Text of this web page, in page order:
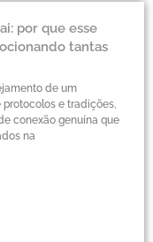
por que esse
tantas
de um
e tradições,
conexão genuína que
na